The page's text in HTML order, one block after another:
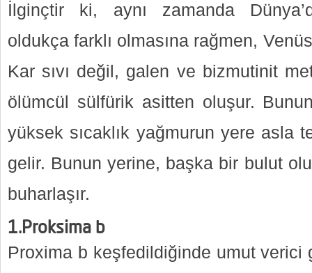
İlginçtir ki, aynı zamanda
oldukça farklı olmasına rağmen,
Kar sıvı değil, galen ve bizmutinit
ölümcül sülfürik asitten oluşur.
yüksek sıcaklık yağmurun yere asla
gelir. Bunun yerine, başka bir bulut
buharlaşır.
1.Proksima b
Proxima b keşfedildiğinde umut verici